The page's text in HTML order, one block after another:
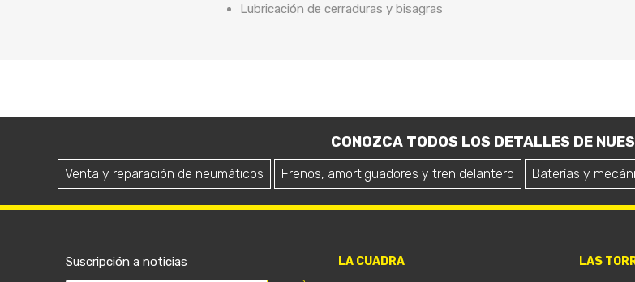
Lubricación de cerraduras y bisagras
CONOZCA TODOS LOS DETALLES DE
Venta y reparación de neumáticos Frenos, amortiguadores y tren delantero Baterías y
Suscripción a noticias LA CUADRA LAS